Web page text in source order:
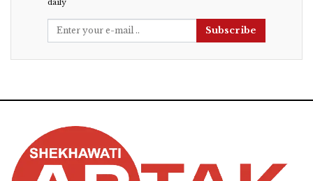
daily
Subscribe